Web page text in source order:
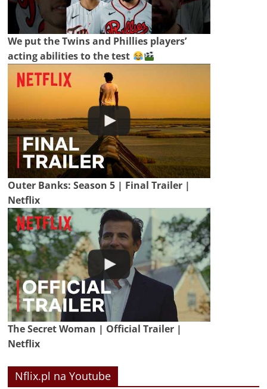
We put the Twins and Phillies players’
acting abilities to the test
Outer Banks: Season 5 | Final Trailer |
Netflix
The Secret Woman | Official Trailer |
Netflix
Nflix.pl na Youtube